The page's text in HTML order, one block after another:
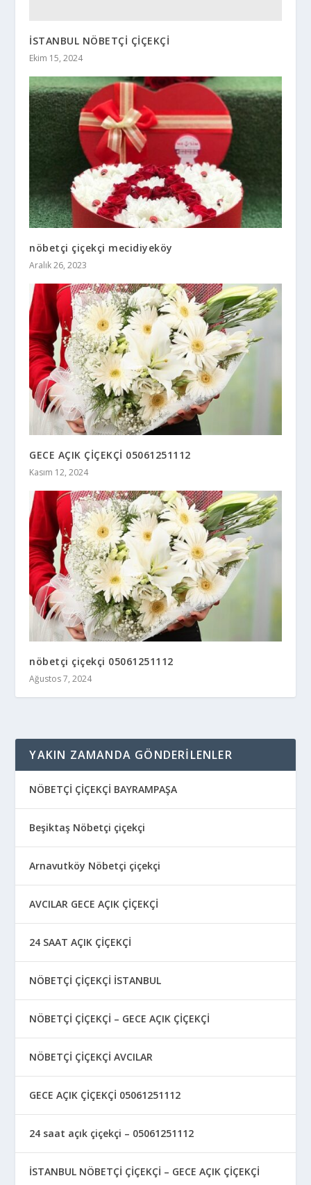
İSTANBUL NÖBETÇİ ÇİÇEKÇİ
Ekim 15, 2024
nöbetçi çiçekçi mecidiyeköy
Aralık 26, 2023
GECE AÇIK ÇİÇEKÇİ 05061251112
Kasım 12, 2024
nöbetçi çiçekçi 05061251112
Ağustos 7, 2024
YAKIN ZAMANDA GÖNDERILENLER
NÖBETÇİ ÇİÇEKÇİ BAYRAMPAŞA
Beşiktaş Nöbetçi çiçekçi
Arnavutköy Nöbetçi çiçekçi
AVCILAR GECE AÇIK ÇİÇEKÇİ
24 SAAT AÇIK ÇİÇEKÇİ
NÖBETÇİ ÇİÇEKÇİ İSTANBUL
NÖBETÇİ ÇİÇEKÇİ – GECE AÇIK ÇİÇEKÇİ
NÖBETÇİ ÇİÇEKÇİ AVCILAR
GECE AÇIK ÇİÇEKÇİ 05061251112
24 saat açık çiçekçi – 05061251112
İSTANBUL NÖBETÇİ ÇİÇEKÇİ – GECE AÇIK ÇİÇEKÇİ